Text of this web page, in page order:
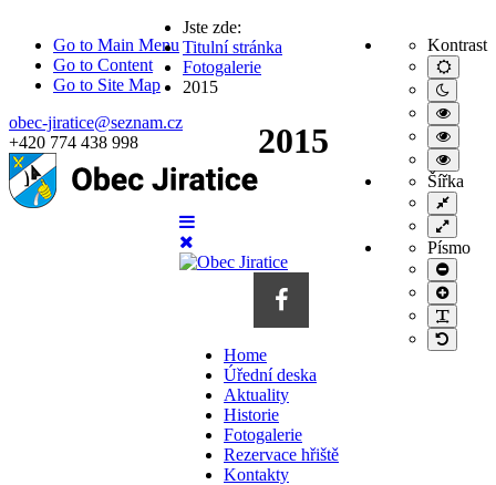
Go to Main Menu
Go to Content
Go to Site Map
obec-jiratice@seznam.cz
+420 774 438 998
Kontrast
Noční
režim
režim.
režim
černá/
režim
žlutá/
Šířka
Pevná
šířka
Široké
Písmo
Menší
písmo
Větší
písmo
písmo
Home
Úřední deska
Aktuality
Historie
Fotogalerie
Rezervace hřiště
Kontakty
Jste zde:
Titulní stránka
Fotogalerie
2015
2015